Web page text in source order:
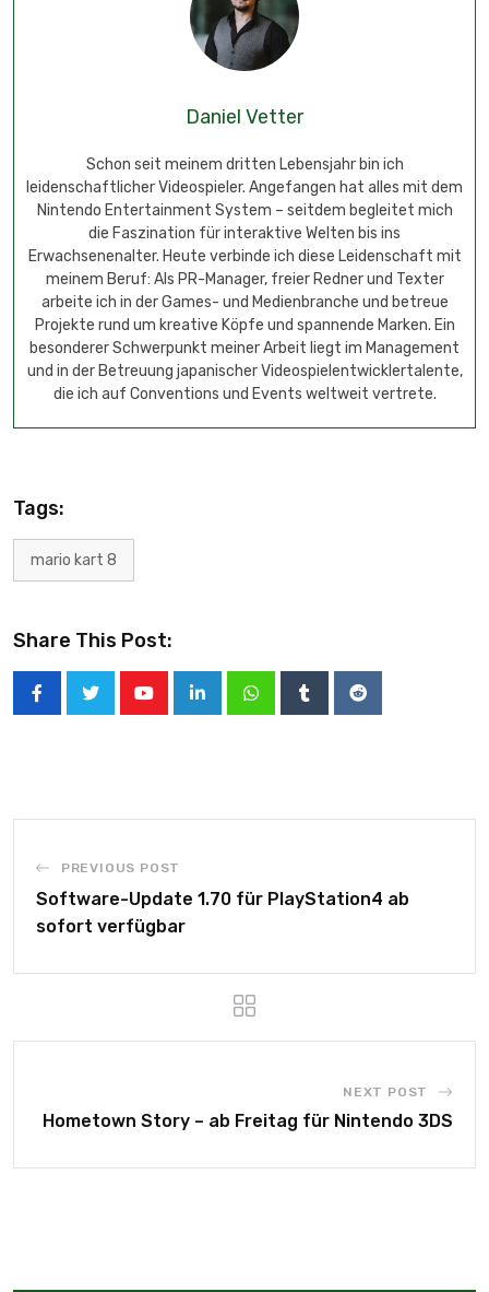
Daniel Vetter
Schon seit meinem dritten Lebensjahr bin ich
leidenschaftlicher Videospieler. Angefangen hat alles mit dem
Nintendo Entertainment System – seitdem begleitet mich
die Faszination für interaktive Welten bis ins
Erwachsenenalter. Heute verbinde ich diese Leidenschaft mit
meinem Beruf: Als PR-Manager, freier Redner und Texter
arbeite ich in der Games- und Medienbranche und betreue
Projekte rund um kreative Köpfe und spannende Marken. Ein
besonderer Schwerpunkt meiner Arbeit liegt im Management
und in der Betreuung japanischer Videospielentwicklertalente,
die ich auf Conventions und Events weltweit vertrete.
Tags:
mario kart 8
Share This Post:
PREVIOUS POST
Software-Update 1.70 für PlayStation4 ab
sofort verfügbar
NEXT POST
Hometown Story – ab Freitag für Nintendo 3DS